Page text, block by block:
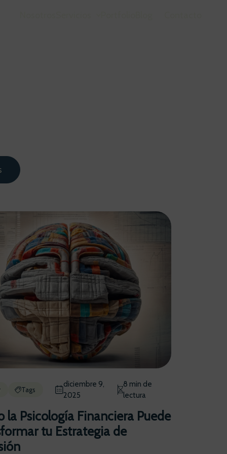
Tags
diciembre 9,
2025
8 min de
lectura
la Psicología Financiera Puede
tu Estrategia de